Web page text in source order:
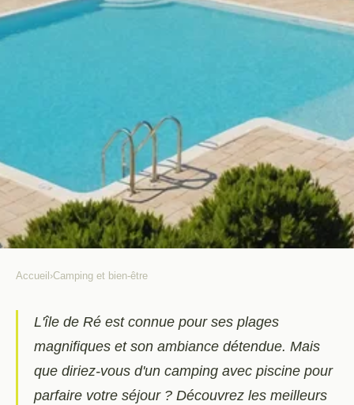
Les meilleurs campings avec
piscine pour se détendre à l'île de
ré
Accueil ›Camping et bien-être
L'île de Ré est connue pour ses plages
magnifiques et son ambiance détendue. Mais
que diriez-vous d'un camping avec piscine pour
parfaire votre séjour ? Découvrez les meilleurs